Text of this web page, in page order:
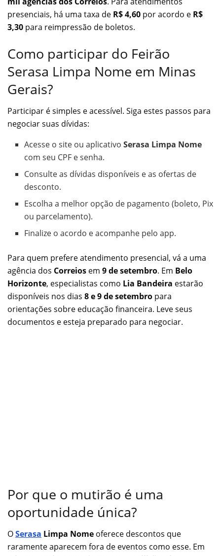
presenciais, há uma taxa de R$ 4,60 por acordo e R$
3,30 para reimpressão de boletos.
Como participar do Feirão
Serasa Limpa Nome em Minas
Gerais?
Participar é simples e acessível. Siga estes passos para
negociar suas dívidas:
Acesse o site ou aplicativoSerasa Limpa Nome
com seu CPF e senha.
Consulte as dívidas disponíveis e as ofertas de
desconto.
Escolha a melhor opção de pagamento (boleto, Pix
ou parcelamento).
Finalize o acordo e acompanhe pelo app.
Para quem prefere atendimento presencial, vá a uma
agência dos Correios em 9 de setembro. Em Belo
Horizonte, especialistas como Lia Bandeira estarão
disponíveis nos dias 8 e 9 de setembro para
orientações sobre educação financeira. Leve seus
documentos e esteja preparado para negociar.
Por que o mutirão é uma
oportunidade única?
OSerasa Limpa Nome oferece descontos que
raramente aparecem fora de eventos como esse. Em